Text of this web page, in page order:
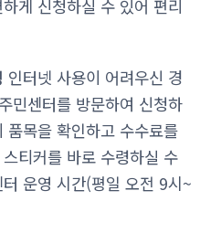
게 신청하실 수 있어 편리
인터넷 사용이 어려우신 경
민센터를 방문하여 신청하
목을 확인하고 수수료를
티커를 바로 수령하실 수
운영 시간(평일 오전 9시~